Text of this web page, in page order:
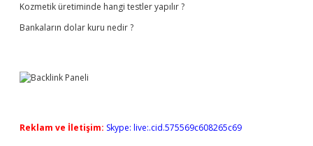
Kozmetik üretiminde hangi testler yapılır ?
Bankaların dolar kuru nedir ?
Reklam ve İletişim: Skype: live:.cid.575569c608265c69